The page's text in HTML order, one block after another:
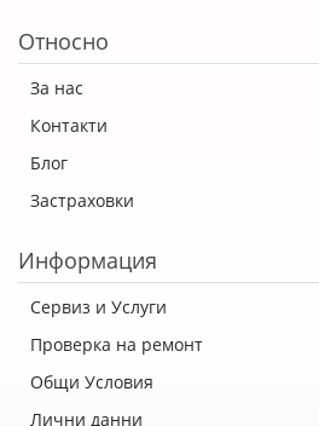
Относно
За нас
Контакти
Блог
Застраховки
Информация
Сервиз и Услуги
Проверка на ремонт
Общи Условия
Лични данни